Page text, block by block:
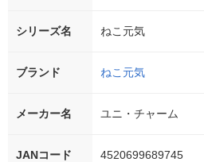
シリーズ名 ねこ元気
ブランド ねこ元気
メーカー名 ユニ・チャーム
JANコード 4520699689745